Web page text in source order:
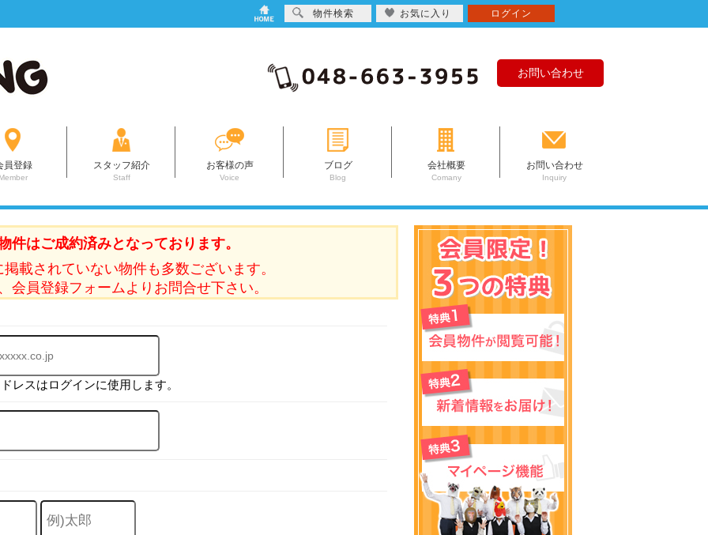
お問い合わせ
員登録 スタッフ紹介
Staff
お客様の声
Voice
ブログ
Blog
会社概要
Comany
お問い合わせ
Inquiry
件はご成約済みとなっております。
載されていない物件も多数ございます。
会員登録フォームよりお問合せ下さい。
レスはログインに使用します。
物件検索 お気に入り ログイン